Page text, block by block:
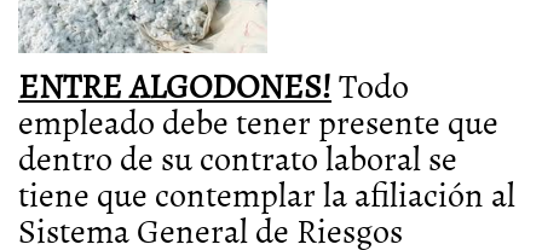
ENTRE ALGODONES!Todo
empleado debe tener presente que
dentro de su contrato laboral se
tiene que contemplar la afiliación al
Sistema General de Riesgos